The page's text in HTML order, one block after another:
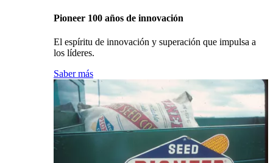
Pioneer 100 años de innovación
El espíritu de innovación y superación que impulsa a
los líderes.
Saber más